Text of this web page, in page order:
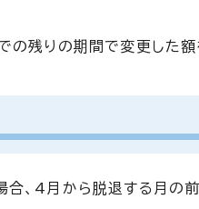
残りの期間で変更した額
、4月から脱退する月の